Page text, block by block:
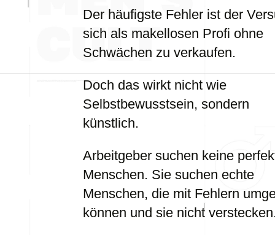
Der häufigste Fehler ist der
sich als makellosen Profi ohne
Schwächen zu verkaufen.
Doch das wirkt nicht wie
Selbstbewusstsein, sondern
künstlich.
Arbeitgeber suchen keine
Menschen. Sie suchen echte
Menschen, die mit Fehlern
können und sie nicht